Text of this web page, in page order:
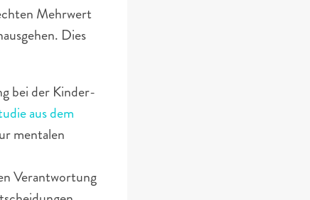
Mehrwert
Dies
bei der Kinder-
aus dem
mentalen
Verantwortung